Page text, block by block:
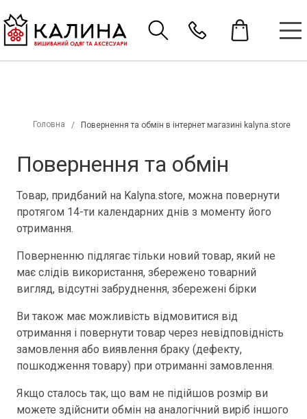
Головна Повернення та обмін в інтернет магазині kalyna.store
Повернення та обмін
Товар, придбаний на Kalyna.store, можна повернути
протягом 14-ти календарних днів з моменту його
отримання.
Поверненню підлягає тільки новий товар, який не
має слідів використання, збережено товарний
вигляд, відсутні забруднення, збережені бірки
Ви також має можливість відмовитися від
отримання і повернути товар через невідповідність
замовлення або виявлення браку (дефекту,
пошкодження товару) при отриманні замовлення.
Якщо сталось так, що вам не підійшов розмір ви
можете здійснити обмін на аналогічний виріб іншого